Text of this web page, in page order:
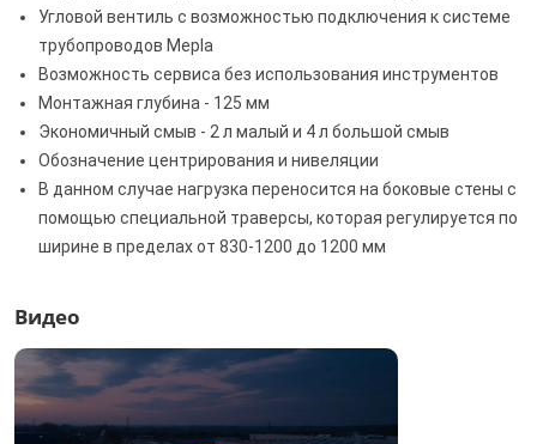
Угловой вентиль с возможностью подключения к системе
трубопроводов Mepla
Возможность сервиса без использования инструментов
Монтажная глубина - 125 мм
Экономичный смыв - 2 л малый и 4 л большой смыв
Обозначение центрирования и нивеляции
В данном случае нагрузка переносится на боковые стены с
помощью специальной траверсы, которая регулируется по
ширине в пределах от 830-1200 до 1200 мм
Видео